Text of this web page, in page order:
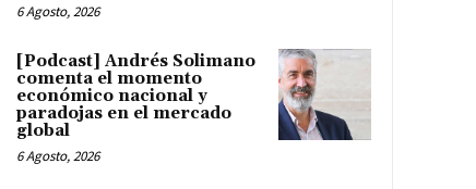
6 Agosto, 2026
[Podcast] Andrés Solimano
comenta el momento
económico nacional y
paradojas en el mercado
global
6 Agosto, 2026